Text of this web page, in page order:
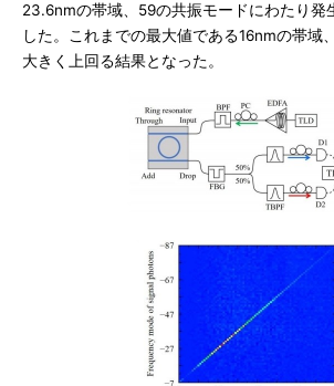
23.6nmの帯域、59の共振モードにわたり発
した。これまでの最大値である16nmの帯域
大きく上回る結果となった。